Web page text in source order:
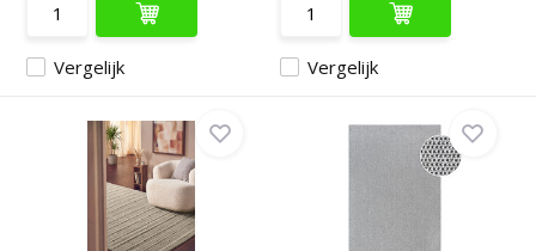
Vergelijk Vergelijk